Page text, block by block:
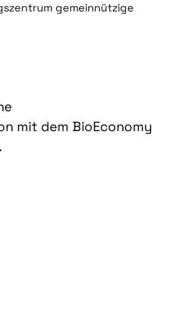
gemeinnützige
mit dem BioEconomy
für biobasierte Produkte